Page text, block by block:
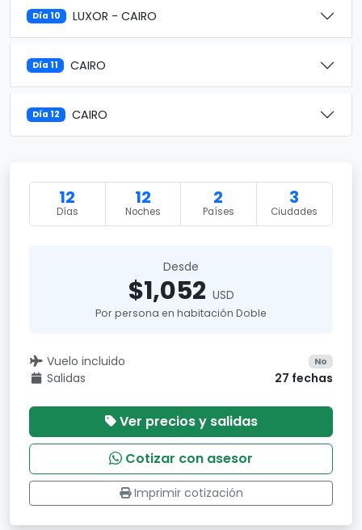
Día 10 LUXOR - CAIRO
Día 11 CAIRO
Día 12 CAIRO
12
Días
12
Noches
2
Países
3
Ciudades
Desde
$1,052 USD
Por persona en habitación Doble
Vuelo incluido No
Salidas 27 fechas
Ver precios y salidas
Cotizar con asesor
Imprimir cotización